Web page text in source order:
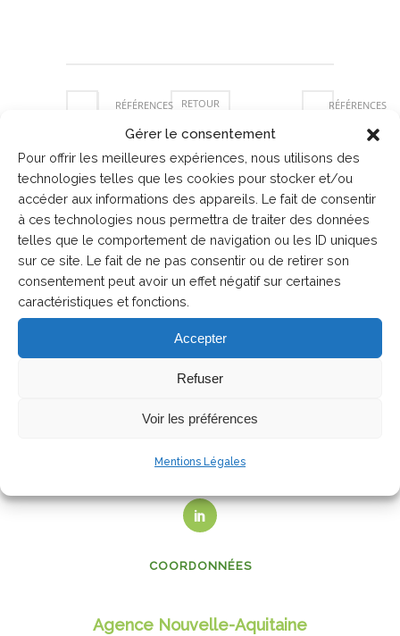
Gérer le consentement
Pour offrir les meilleures expériences, nous utilisons des
technologies telles que les cookies pour stocker et/ou
accéder aux informations des appareils. Le fait de consentir
à ces technologies nous permettra de traiter des données
telles que le comportement de navigation ou les ID uniques
sur ce site. Le fait de ne pas consentir ou de retirer son
consentement peut avoir un effet négatif sur certaines
caractéristiques et fonctions.
Accepter
Refuser
Voir les préférences
Mentions Légales
RÉFÉRENCES
PRÉCÉDENTE
RETOUR
RÉFÉRENCES
SUIVANTE
COORDONNÉES
Agence Nouvelle-Aquitaine